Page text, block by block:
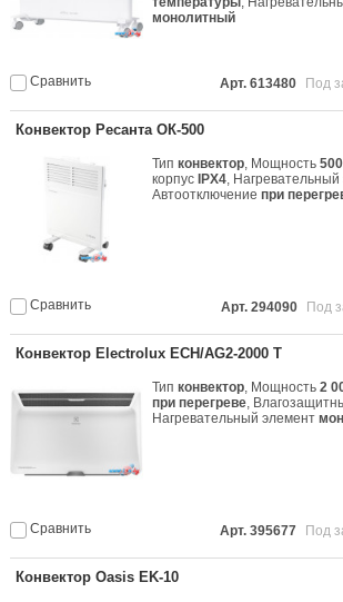
монолитный
Сравнить Арт. 613480 Под
Конвектор Ресанта ОК-500
Типконвектор, Мощность
корпус IPX4,
Автоотключениепри
Сравнить Арт. 294090 Под
Конвектор Electrolux ECH/AG2-2000 T
Типконвектор, Мощность2
при перегреве,
Нагревательный элемент
Сравнить Арт. 395677 Под
Конвектор Oasis EK-10